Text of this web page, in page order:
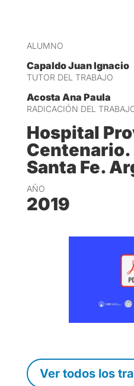
ALUMNO
Capaldo Juan Ignacio
TUTOR DEL TRABAJO
Acosta Ana Paula
RADICACIÓN DEL
Hospital
Centenario.
Santa Fe.
AÑO
2019
Ver todos los